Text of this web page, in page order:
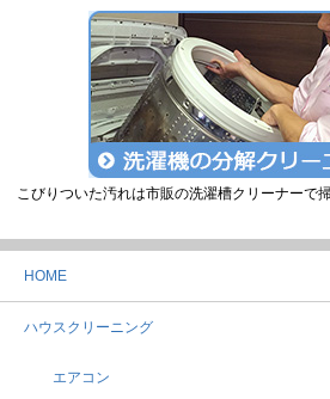
こびりついた汚れは市販の洗濯槽クリーナーで
HOME
ハウスクリーニング
エアコン